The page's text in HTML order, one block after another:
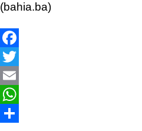
(bahia.ba)
Facebook
Twitter
Email
WhatsApp